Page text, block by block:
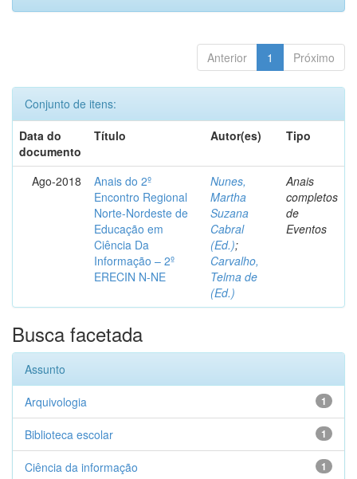
Anterior 1 Próximo
Conjunto de itens:
Data do
documento
Título Autor(es) Tipo
Ago-2018
Anais do 2º
Encontro Regional
Norte-Nordeste de
Educação em
Ciência Da
Informação – 2º
ERECIN N-NE
Nunes,
Martha
Suzana
Cabral
(Ed.);
Carvalho,
Telma de
(Ed.)
Anais
completos
de
Eventos
Busca facetada
Assunto
1
Arquivologia
1
Biblioteca escolar
1
Ciência da informação